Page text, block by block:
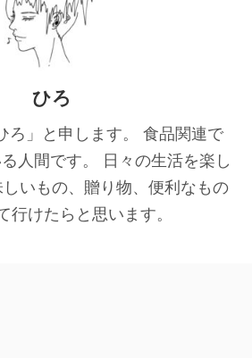
ひろ
ろ」と申します。 食品関連で
人間です。 日々の生活を楽し
いもの、贈り物、便利なもの
行けたらと思います。